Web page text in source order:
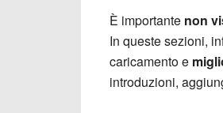
È importante non
In queste sezioni,
caricamento e
introduzioni,